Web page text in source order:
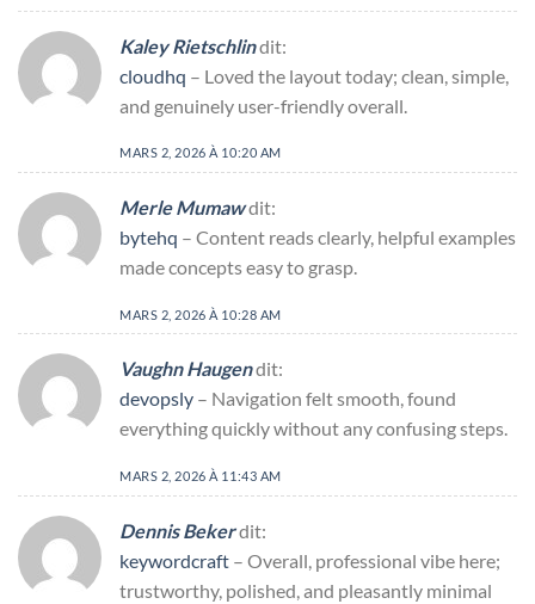
Kaley Rietschlindit:
cloudhq – Loved the layout today; clean, simple,
and genuinely user-friendly overall.
MARS 2, 2026 À 10:20 AM
Merle Mumawdit:
bytehq – Content reads clearly, helpful examples
made concepts easy to grasp.
MARS 2, 2026 À 10:28 AM
Vaughn Haugendit:
devopsly – Navigation felt smooth, found
everything quickly without any confusing steps.
MARS 2, 2026 À 11:43 AM
Dennis Bekerdit:
keywordcraft – Overall, professional vibe here;
trustworthy, polished, and pleasantly minimal